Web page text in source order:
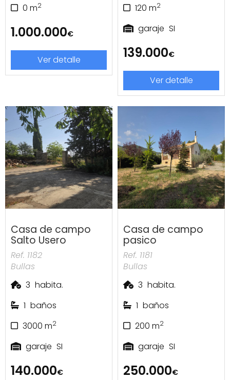
0 m2
1.000.000€
Ver detalle
120 m2
garaje SI
139.000€
Ver detalle
Casa de campo
Salto Usero
Ref. 1182
Bullas
3 habita.
1 baños
3000 m2
garaje SI
140.000€
Casa de campo
pasico
Ref. 1181
Bullas
3 habita.
1 baños
200 m2
garaje SI
250.000€